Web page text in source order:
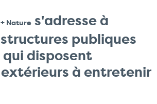
+ Nature s'adresse à
publiques
qui disposent
à entretenir